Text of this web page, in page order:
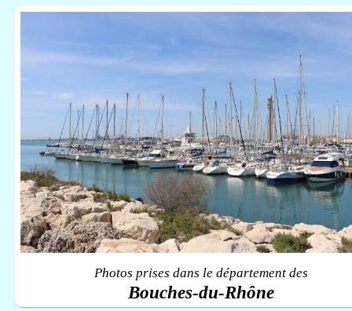
Photos prises dans le département des
Bouches-du-Rhône